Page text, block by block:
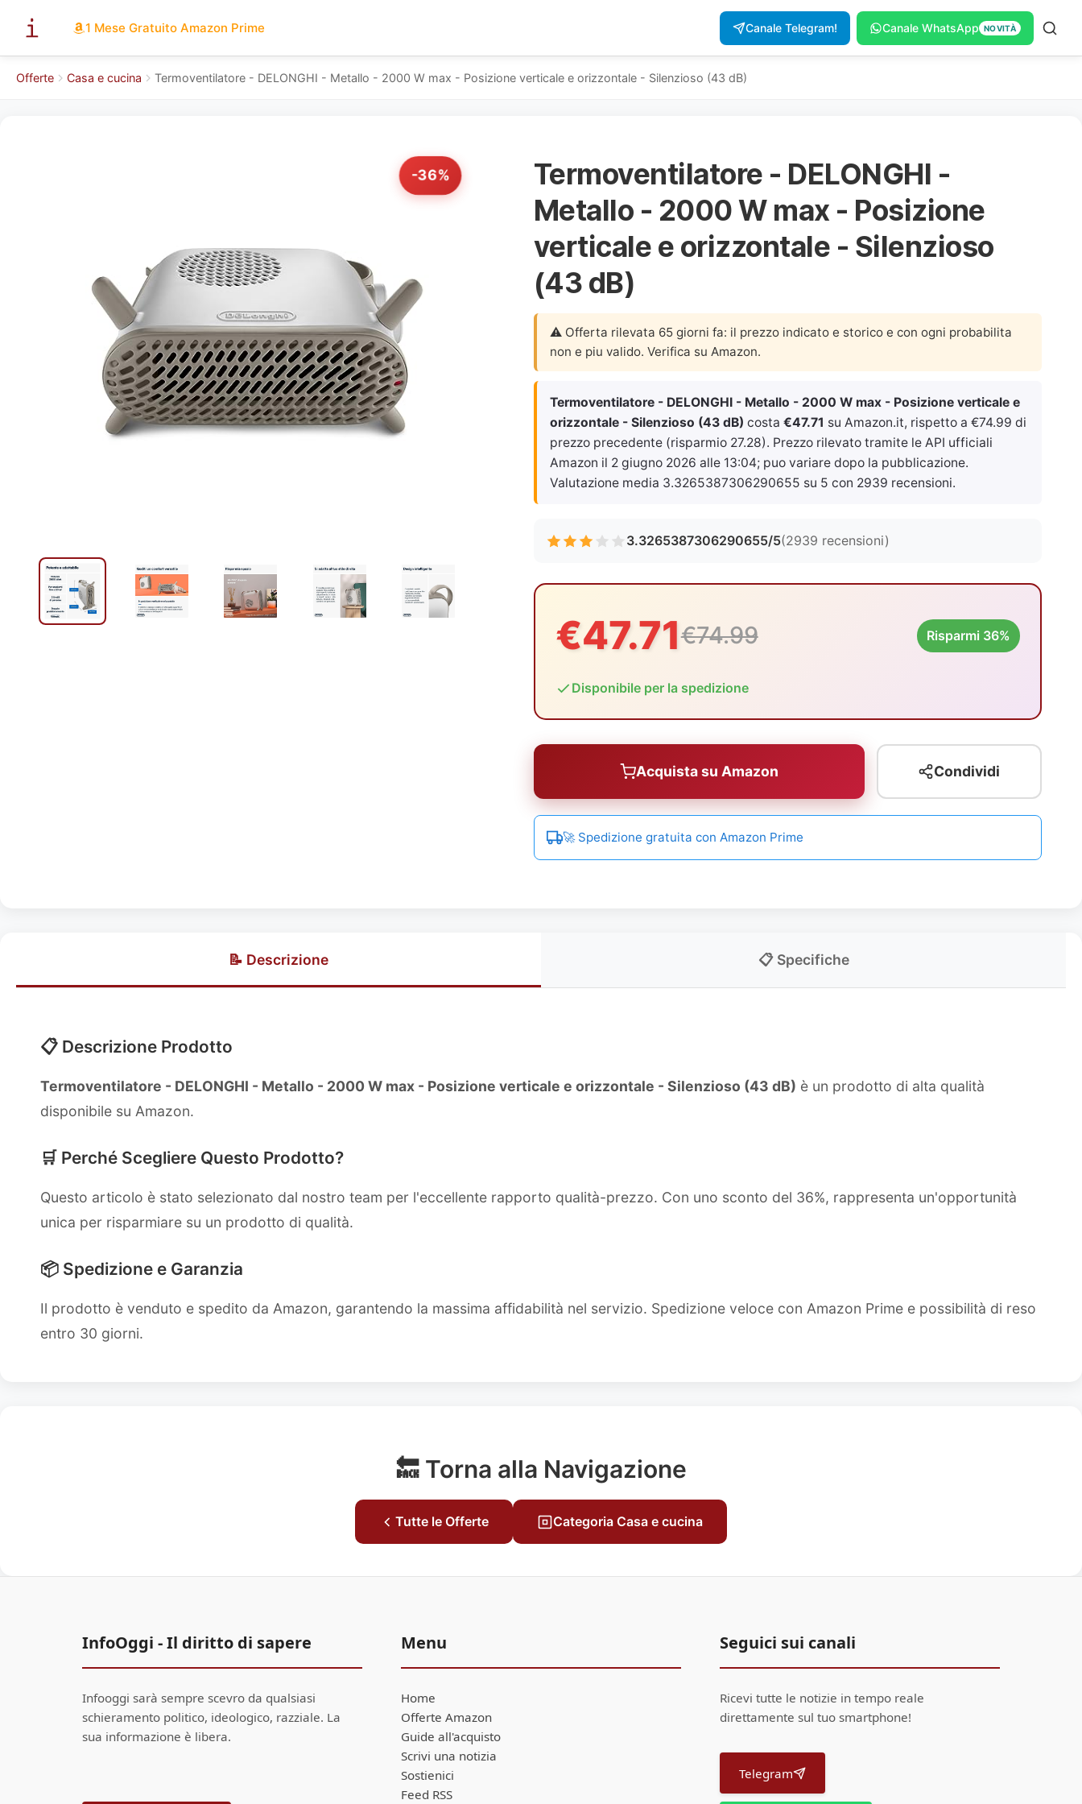
1 Mese Gratuito Amazon Prime Canale Telegram! Canale WhatsApp NOVITÀ
Offerte Casa e cucina Termoventilatore - DELONGHI - Metallo - 2000 W max - Posizione verticale e orizzontale - Silenzioso (43 dB)
-36%
Termoventilatore - DELONGHI -
Metallo - 2000 W max - Posizione
verticale e orizzontale - Silenzioso
(43 dB)
⚠️ Offerta rilevata 65 giorni fa: il prezzo indicato e storico e con ogni probabilita
non e piu valido. Verifica su Amazon.
Termoventilatore - DELONGHI - Metallo - 2000 W max - Posizione verticale e
orizzontale - Silenzioso (43 dB) costa €47.71 su Amazon.it, rispetto a €74.99 di
prezzo precedente (risparmio 27.28). Prezzo rilevato tramite le API ufficiali
Amazon il 2 giugno 2026 alle 13:04; puo variare dopo la pubblicazione.
Valutazione media 3.3265387306290655 su 5 con 2939 recensioni.
3.3265387306290655/5(2939 recensioni)
€47.71€74.99 Risparmi 36%
Disponibile per la spedizione
Acquista su Amazon Condividi
🚀 Spedizione gratuita con Amazon Prime
📝 Descrizione 📋 Specifiche
📋 Descrizione Prodotto
Termoventilatore - DELONGHI - Metallo - 2000 W max - Posizione verticale e orizzontale - Silenzioso (43 dB) è un prodotto di alta qualità
disponibile su Amazon.
🛒 Perché Scegliere Questo Prodotto?
Questo articolo è stato selezionato dal nostro team per l'eccellente rapporto qualità-prezzo. Con uno sconto del 36%, rappresenta un'opportunità
unica per risparmiare su un prodotto di qualità.
📦 Spedizione e Garanzia
Il prodotto è venduto e spedito da Amazon, garantendo la massima affidabilità nel servizio. Spedizione veloce con Amazon Prime e possibilità di reso
entro 30 giorni.
🔙 Torna alla Navigazione
Tutte le Offerte Categoria Casa e cucina
InfoOggi - Il diritto di sapere
Infooggi sarà sempre scevro da qualsiasi
schieramento politico, ideologico, razziale. La
sua informazione è libera.
Menu
Home
Offerte Amazon
Guide all'acquisto
Scrivi una notizia
Sostienici
Feed RSS
Seguici sui canali
Ricevi tutte le notizie in tempo reale
direttamente sul tuo smartphone!
Telegram